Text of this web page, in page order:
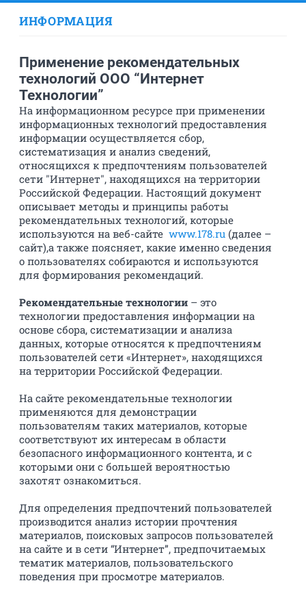
ИНФОРМАЦИЯ
Применение рекомендательных
технологий ООО “Интернет
Технологии”
На информационном ресурсе при применении
информационных технологий предоставления
информации осуществляется сбор,
систематизация и анализ сведений,
относящихся к предпочтениям пользователей
сети "Интернет", находящихся на территории
Российской Федерации. Настоящий документ
описывает методы и принципы работы
рекомендательных технологий, которые
используются на веб-сайте www.178.ru (далее –
сайт),а также поясняет, какие именно сведения
о пользователях собираются и используются
для формирования рекомендаций.
Рекомендательные технологии – это
технологии предоставления информации на
основе сбора, систематизации и анализа
данных, которые относятся к предпочтениям
пользователей сети «Интернет», находящихся
на территории Российской Федерации.
На сайте рекомендательные технологии
применяются для демонстрации
пользователям таких материалов, которые
соответствуют их интересам в области
безопасного информационного контента, и с
которыми они с большей вероятностью
захотят ознакомиться.
Для определения предпочтений пользователей
производится анализ истории прочтения
материалов, поисковых запросов пользователей
на сайте и в сети “Интернет”, предпочитаемых
тематик материалов, пользовательского
поведения при просмотре материалов.